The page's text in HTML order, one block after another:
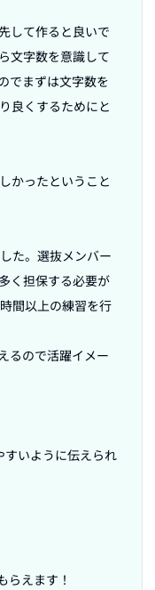
して作ると良いで
文字数を意識して
でまずは文字数を
良くするためにと
かったということ
た。選抜メンバー
く担保する必要が
間以上の練習を行
るので活躍イメー
すいように伝えられ
らえます！